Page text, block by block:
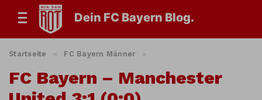
Dein FC Bayern Blog.
Startseite » FC Bayern Männer »
FC Bayern – Manchester